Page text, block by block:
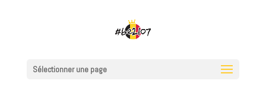
Sélectionner une page